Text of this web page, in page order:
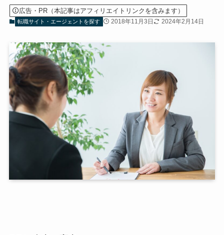
広告・PR（本記事はアフィリエイトリンクを含みます）
転職サイト・エージェントを探す 2018年11月3日 2024年2月14日